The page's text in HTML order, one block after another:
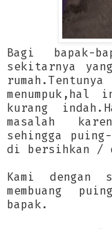
Bagi bapak-
sekitarnya
menumpuk,hal
kurang
masalah
sehingga
di bersihkan /
Kami dengan
membuang
bapak.